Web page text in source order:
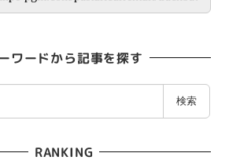
ワードから記事を探す
検索
RANKING